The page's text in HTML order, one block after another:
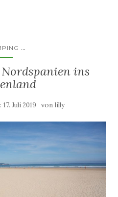
...
ins
17. Juli 2019 von lilly